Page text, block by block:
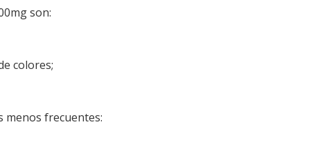
son:
colores;
menos frecuentes: